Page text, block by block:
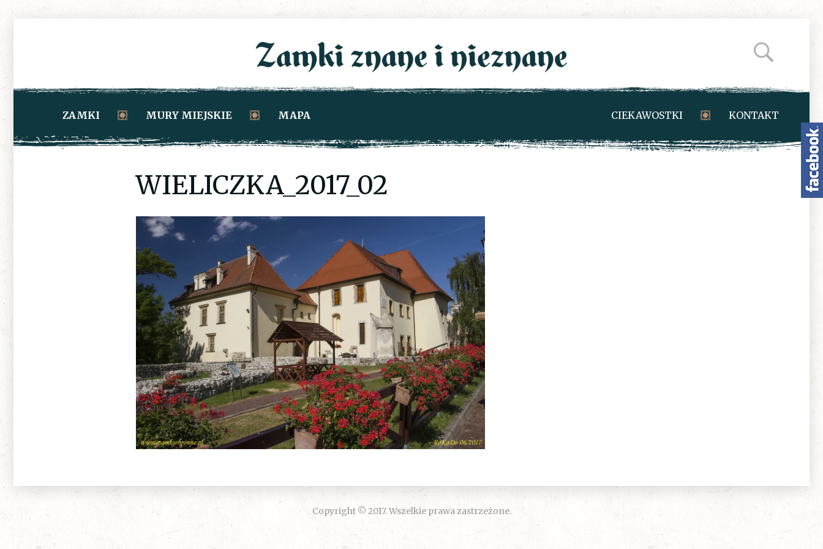
ZAMKI MURY MIEJSKIE MAPA CIEKAWOSTKI KONTAKT
WIELICZKA_2017_02
Copyright © 2017. Wszelkie prawa zastrzeżone.